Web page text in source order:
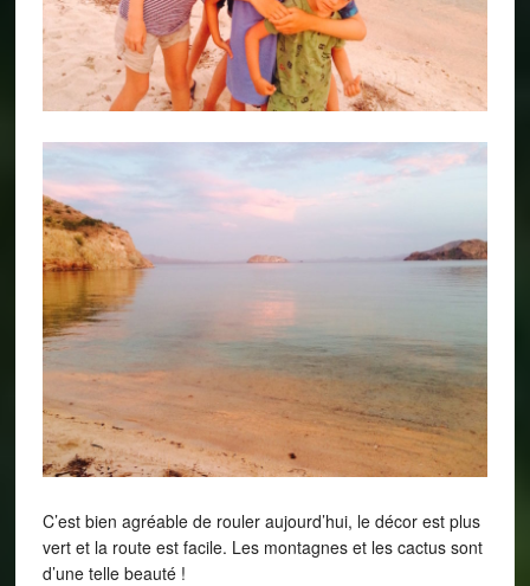
C’est bien agréable de rouler aujourd’hui, le décor est plus
vert et la route est facile. Les montagnes et les cactus sont
d’une telle beauté !